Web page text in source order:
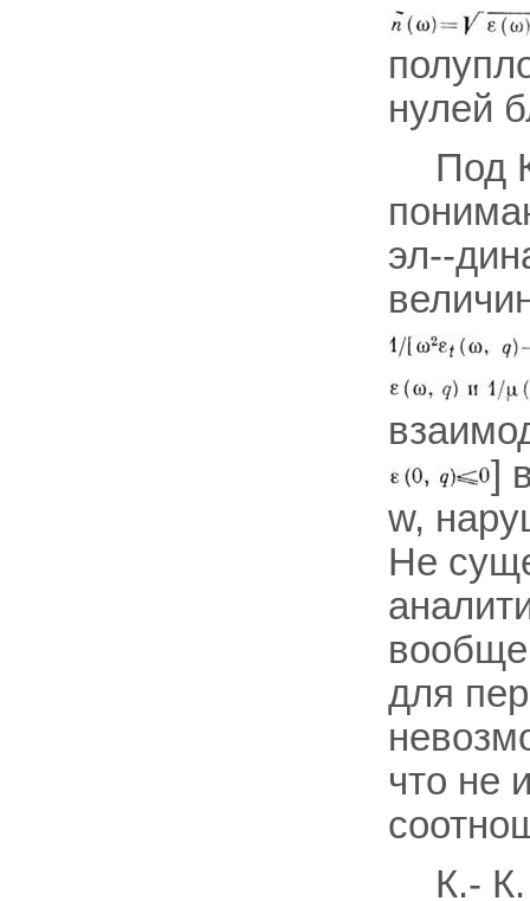
нулей
Под
эл--
]
w,
Не
для
что не
К.-